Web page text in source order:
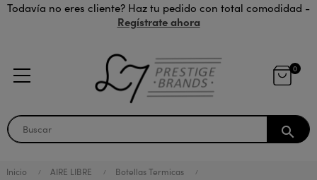
Todavía no eres cliente? Haz tu pedido con total comodidad -
Regístrate ahora
0
search
Inicio AIRE LIBRE
Botellas Termicas